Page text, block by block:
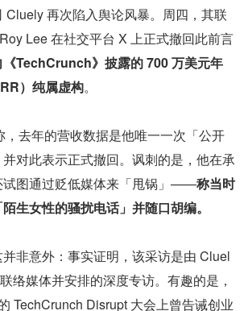
Cluely 再次陷入舆论风暴。周四，其联
Lee 在社交平台 X 上正式撤回此前言
TechCrunch》披露的 700 万美元年
）纯属虚构。
，去年的营收数据是他唯一一次「公开
对此表示正式撤回。讽刺的是，他在承
试图通过贬低媒体来「甩锅」——称当时
生女性的骚扰电话」并随口胡编。
非意外：事实证明，该采访是由 Cluel
络媒体并安排的深度专访。有趣的是，
TechCrunch Disrupt 大会上曾告诫创业